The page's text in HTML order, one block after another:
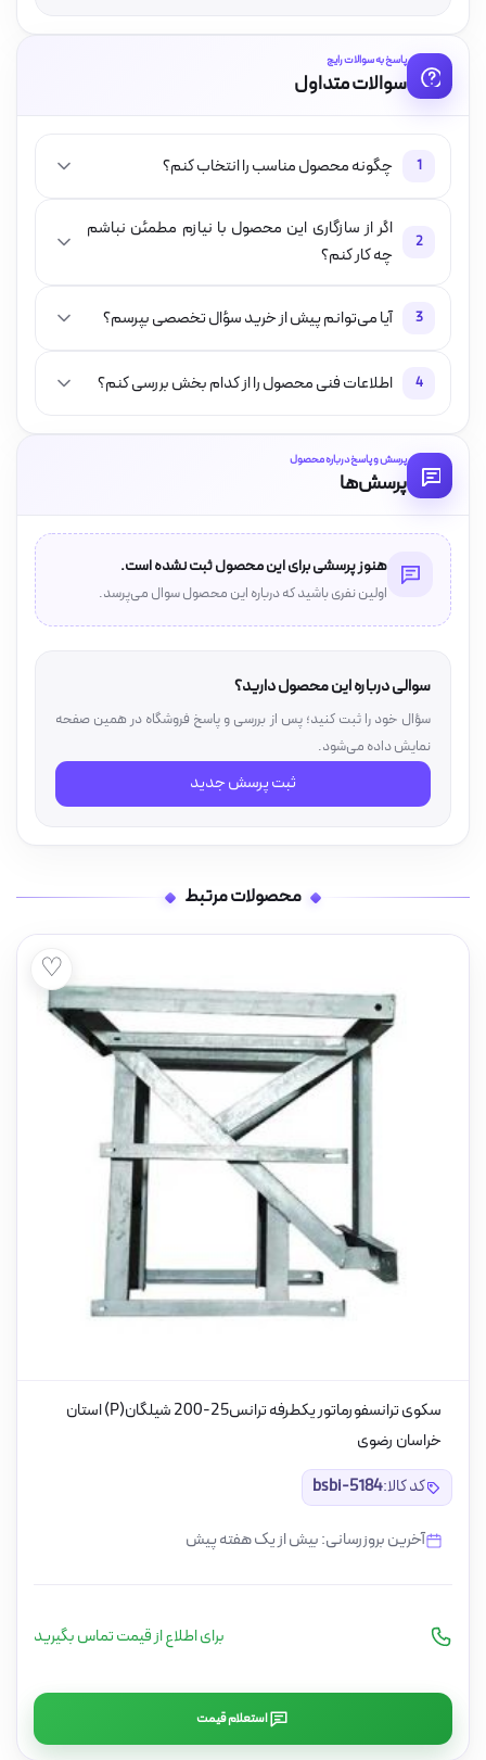
پاسخ به سوالات رایج
سوالات متداول
1 چگونه محصول مناسب را انتخاب کنم؟
2
اگر از سازگاری این محصول با نیازم مطمئن نباشم
چه کار کنم؟
3 آیا می‌توانم پیش از خرید سؤال تخصصی بپرسم؟
4 اطلاعات فنی محصول را از کدام بخش بررسی کنم؟
پرسش و پاسخ درباره محصول
پرسش‌ها
هنوز پرسشی برای این محصول ثبت نشده است.
اولین نفری باشید که درباره این محصول سوال می‌پرسد.
سوالی درباره این محصول دارید؟
سؤال خود را ثبت کنید؛ پس از بررسی و پاسخ فروشگاه در همین صفحه
نمایش داده می‌شود.
ثبت پرسش جدید
محصولات مرتبط
♡
سکوی ترانسفورماتور یکطرفه ترانس25-200 شیلگان(P) استان
خراسان رضوی
کد کالا:bsbi-5184
آخرین بروزرسانی: بیش از یک هفته پیش
برای اطلاع از قیمت تماس بگیرید
استعلام قیمت